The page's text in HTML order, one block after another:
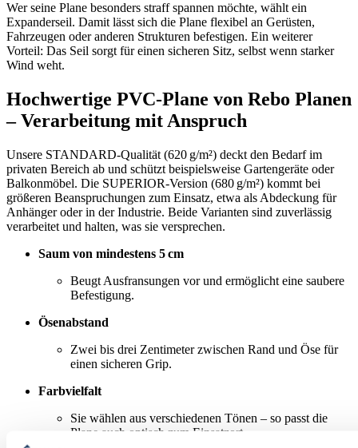
Wer seine Plane besonders straff spannen möchte, wählt ein
Expanderseil. Damit lässt sich die Plane flexibel an Gerüsten,
Fahrzeugen oder anderen Strukturen befestigen. Ein weiterer
Vorteil: Das Seil sorgt für einen sicheren Sitz, selbst wenn starker
Wind weht.
Hochwertige PVC-Plane von Rebo Planen
– Verarbeitung mit Anspruch
Unsere STANDARD-Qualität (620 g/m²) deckt den Bedarf im
privaten Bereich ab und schützt beispielsweise Gartengeräte oder
Balkonmöbel. Die SUPERIOR-Version (680 g/m²) kommt bei
größeren Beanspruchungen zum Einsatz, etwa als Abdeckung für
Anhänger oder in der Industrie. Beide Varianten sind zuverlässig
verarbeitet und halten, was sie versprechen.
Saum von mindestens 5 cm
Beugt Ausfransungen vor und ermöglicht eine saubere
Befestigung.
Ösenabstand
Zwei bis drei Zentimeter zwischen Rand und Öse für
einen sicheren Grip.
Farbvielfalt
Sie wählen aus verschiedenen Tönen – so passt die
Plane auch optisch zum Einsatzort.